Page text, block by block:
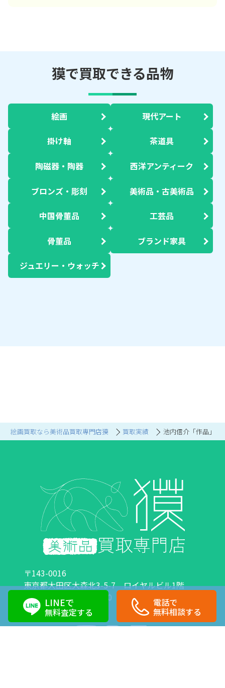
LINEで
無料査定する
電話で
無料相談する
絵画買取なら美術品買取専門店獏 買取実績 池内信介「作品」
獏で買取できる品物
絵画 現代アート
掛け軸 茶道具
陶磁器・陶器 西洋アンティーク
ブロンズ・彫刻 美術品・古美術品
中国骨董品 工芸品
骨董品 ブランド家具
ジュエリー・ウォッチ
〒143-0016
東京都大田区大森北3-5-7 ロイヤルビル1階
営業時間：10:00～18:00 定休日：日曜日・祝日
0120-89-0007 03-6423-1033